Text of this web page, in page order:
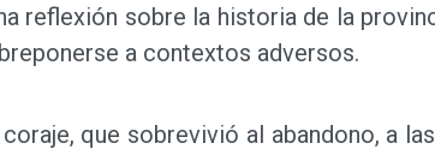
reflexión sobre la historia de la
a contextos adversos.
que sobrevivió al abandono, a